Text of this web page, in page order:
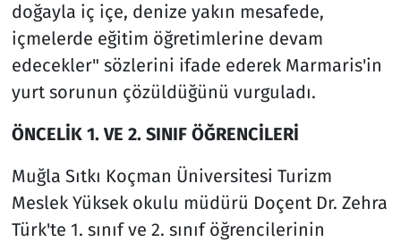
doğayla iç içe, denize yakın mesafede,
içmelerde eğitim öğretimlerine devam
edecekler" sözlerini ifade ederek Marmaris'in
yurt sorunun çözüldüğünü vurguladı.
ÖNCELİK 1. VE 2. SINIF ÖĞRENCİLERİ
Muğla Sıtkı Koçman Üniversitesi Turizm
Meslek Yüksek okulu müdürü Doçent Dr. Zehra
Türk'te 1. sınıf ve 2. sınıf öğrencilerinin